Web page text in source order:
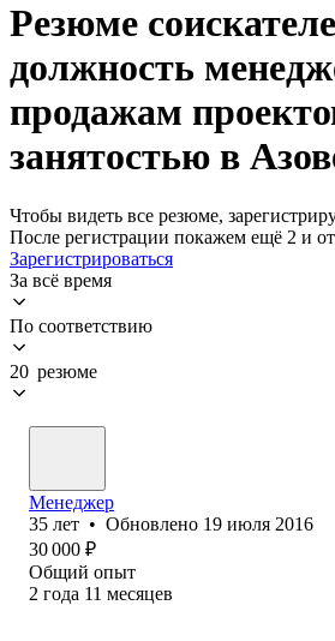
Резюме
должность
продажам
занятостью в
Чтобы видеть все резюме,
После регистрации покажем ещё 2 и
Зарегистрироваться
За всё время
По соответствию
20 резюме
Менеджер
35 лет • Обновлено 19 июля 2016
30 000 ₽
Общий опыт
2 года 11 месяцев